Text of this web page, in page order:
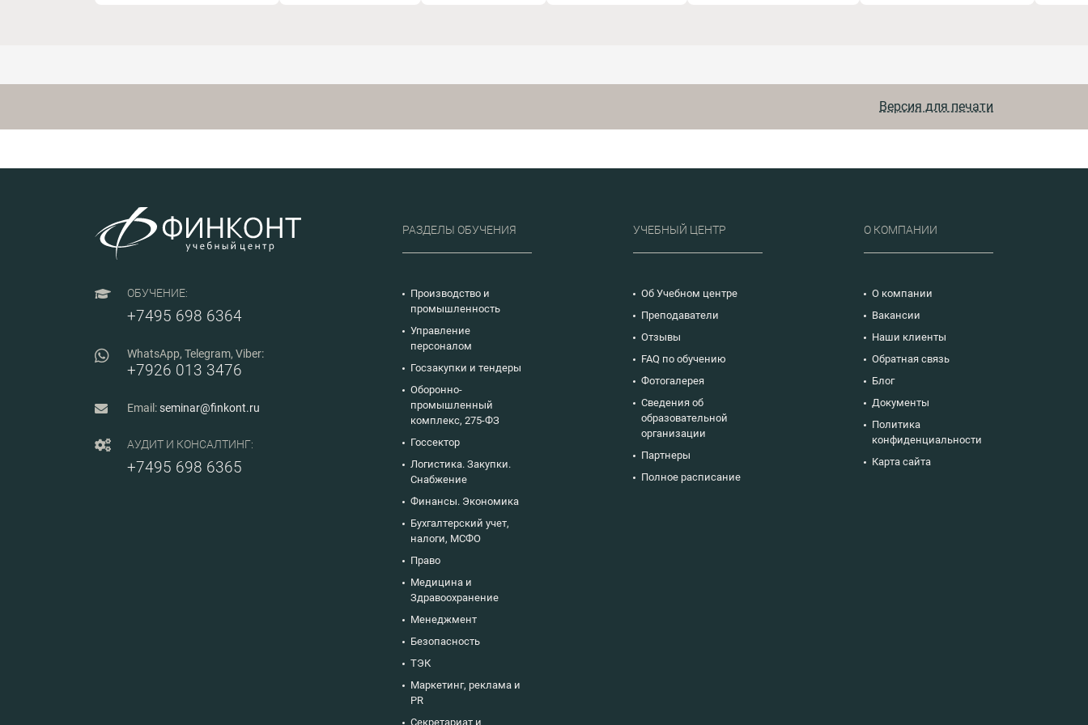
необходимого числа
Версия для печати
ОБУЧЕНИЕ:
+7495 698 6364
WhatsApp, Telegram, Viber:
+7926 013 3476
Email:seminar@finkont.ru
АУДИТ И КОНСАЛТИНГ:
+7495 698 6365
РАЗДЕЛЫ ОБУЧЕНИЯ
Производство и
промышленность
Управление
персоналом
Госзакупки и тендеры
Оборонно-
промышленный
комплекс, 275-ФЗ
Госсектор
Логистика. Закупки.
Снабжение
Финансы. Экономика
Бухгалтерский учет,
налоги, МСФО
Право
Медицина и
Здравоохранение
Менеджмент
Безопасность
ТЭК
Маркетинг, реклама и
PR
Секретариат и
УЧЕБНЫЙ ЦЕНТР
Об Учебном центре
Преподаватели
Отзывы
FAQ по обучению
Фотогалерея
Сведения об
образовательной
организации
Партнеры
Полное расписание
О КОМПАНИИ
О компании
Вакансии
Наши клиенты
Обратная связь
Блог
Документы
Политика
конфиденциальности
Карта сайта